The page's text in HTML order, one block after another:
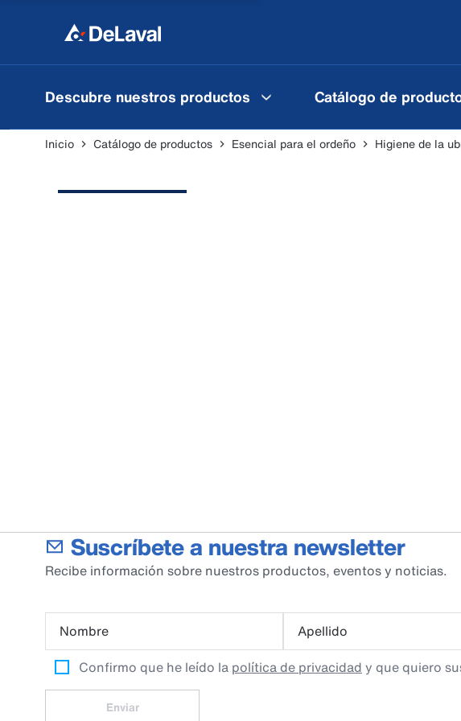
Descubre nuestros productos Catálogo de
Inicio Catálogo de productos Esencial para el ordeño Higiene de la
Suscríbete a nuestra newsletter
Recibe información sobre nuestros productos, eventos y noticias.
Nombre Apellido
Confirmo que he leído la política de privacidad y que quiero
Enviar